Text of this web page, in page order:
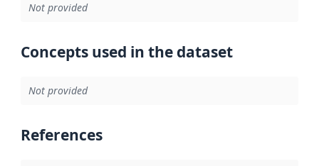
Not provided
Concepts used in the dataset
Not provided
References